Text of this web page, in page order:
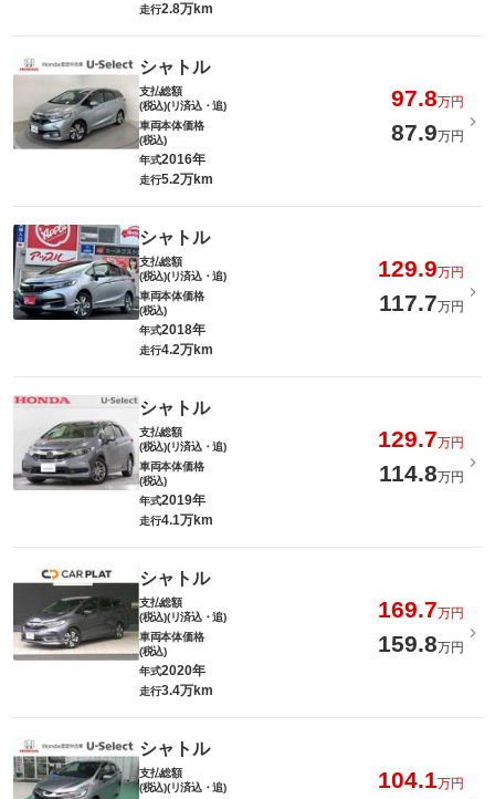
走行2.8万km
シャトル
支払総額
(税込)(リ済込・追)
97.8万円
車両本体価格
(税込)
87.9万円
年式2016年
走行5.2万km
シャトル
支払総額
(税込)(リ済込・追)
129.9万円
車両本体価格
(税込)
117.7万円
年式2018年
走行4.2万km
シャトル
支払総額
(税込)(リ済込・追)
129.7万円
車両本体価格
(税込)
114.8万円
年式2019年
走行4.1万km
シャトル
支払総額
(税込)(リ済込・追)
169.7万円
車両本体価格
(税込)
159.8万円
年式2020年
走行3.4万km
シャトル
支払総額
(税込)(リ済込・追)
104.1万円